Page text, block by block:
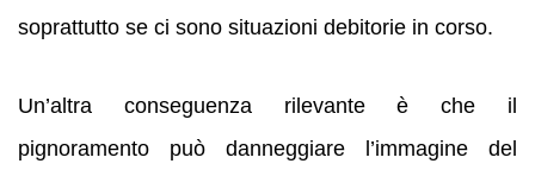
soprattutto se ci sono situazioni debitorie in corso.
Un’altra conseguenza rilevante è che il
pignoramento può danneggiare l’immagine del